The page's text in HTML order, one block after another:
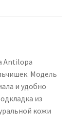
Antilopa
Модель
и удобно
из
кожи